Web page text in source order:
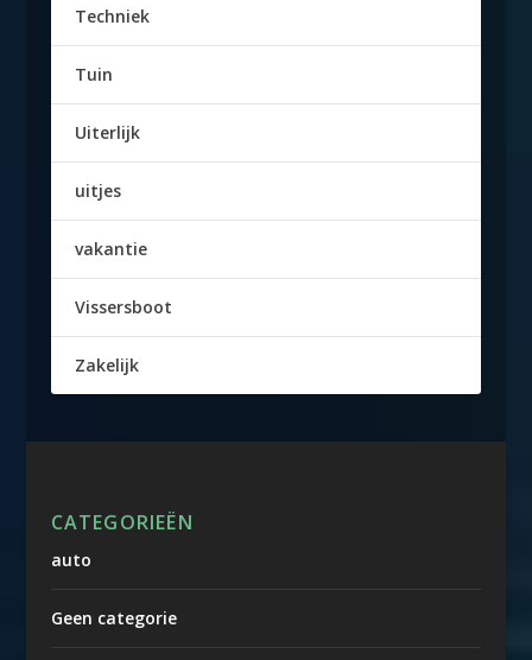
Techniek
Tuin
Uiterlijk
uitjes
vakantie
Vissersboot
Zakelijk
CATEGORIEËN
auto
Geen categorie